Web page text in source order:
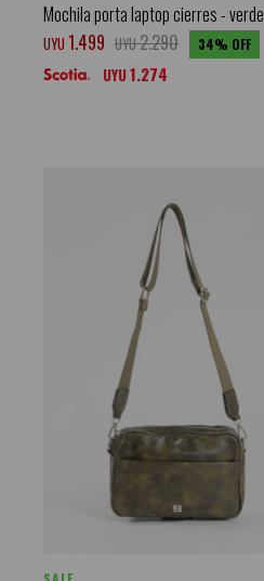
Mochila porta laptop cierres - verde
UYU 1.499 UYU2.290 34
UYU1.274